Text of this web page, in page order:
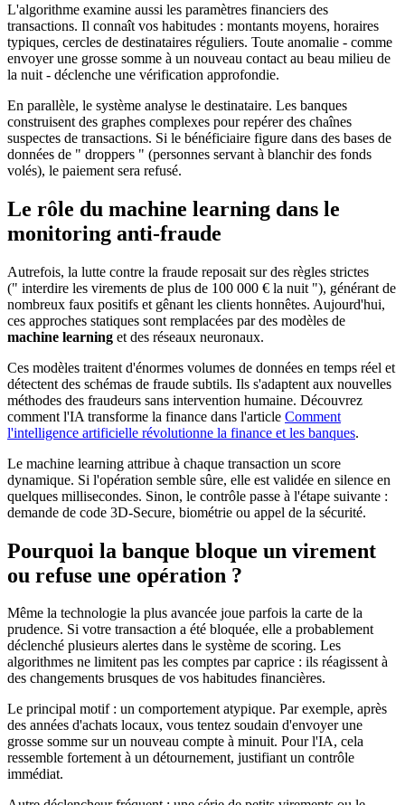
L'algorithme examine aussi les paramètres financiers des
transactions. Il connaît vos habitudes : montants moyens, horaires
typiques, cercles de destinataires réguliers. Toute anomalie - comme
envoyer une grosse somme à un nouveau contact au beau milieu de
la nuit - déclenche une vérification approfondie.
En parallèle, le système analyse le destinataire. Les banques
construisent des graphes complexes pour repérer des chaînes
suspectes de transactions. Si le bénéficiaire figure dans des bases de
données de " droppers " (personnes servant à blanchir des fonds
volés), le paiement sera refusé.
Le rôle du machine learning dans le
monitoring anti-fraude
Autrefois, la lutte contre la fraude reposait sur des règles strictes
(" interdire les virements de plus de 100 000 € la nuit "), générant de
nombreux faux positifs et gênant les clients honnêtes. Aujourd'hui,
ces approches statiques sont remplacées par des modèles de
machine learning et des réseaux neuronaux.
Ces modèles traitent d'énormes volumes de données en temps réel et
détectent des schémas de fraude subtils. Ils s'adaptent aux nouvelles
méthodes des fraudeurs sans intervention humaine. Découvrez
comment l'IA transforme la finance dans l'article Comment
l'intelligence artificielle révolutionne la finance et les banques.
Le machine learning attribue à chaque transaction un score
dynamique. Si l'opération semble sûre, elle est validée en silence en
quelques millisecondes. Sinon, le contrôle passe à l'étape suivante :
demande de code 3D-Secure, biométrie ou appel de la sécurité.
Pourquoi la banque bloque un virement
ou refuse une opération ?
Même la technologie la plus avancée joue parfois la carte de la
prudence. Si votre transaction a été bloquée, elle a probablement
déclenché plusieurs alertes dans le système de scoring. Les
algorithmes ne limitent pas les comptes par caprice : ils réagissent à
des changements brusques de vos habitudes financières.
Le principal motif : un comportement atypique. Par exemple, après
des années d'achats locaux, vous tentez soudain d'envoyer une
grosse somme sur un nouveau compte à minuit. Pour l'IA, cela
ressemble fortement à un détournement, justifiant un contrôle
immédiat.